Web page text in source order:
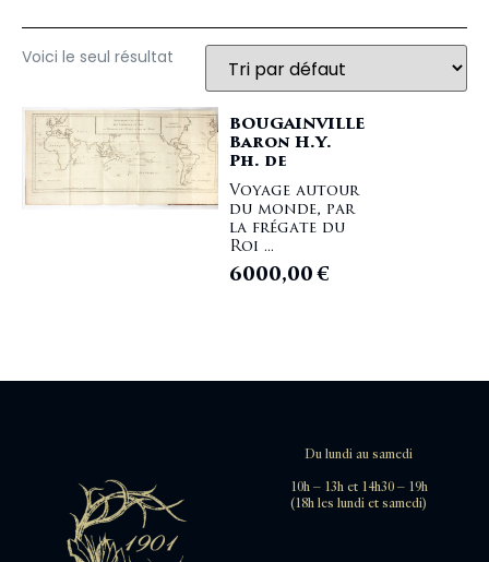
Voici le seul résultat
BOUGAINVILLE
Baron H.Y.
Ph. de
Voyage autour
du monde, par
la frégate du
Roi ...
6000,00€
Du lundi au samedi
10h – 13h et 14h30 – 19h
(18h les lundi et samedi)